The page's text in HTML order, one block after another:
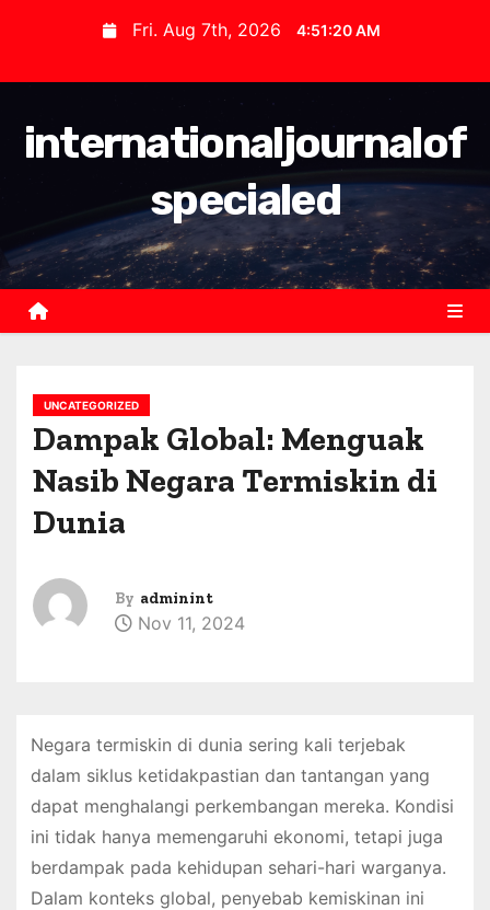
t
Fri. Aug 7th, 2026 4:51:21 AM
internationaljournalof
specialed
UNCATEGORIZED
Dampak Global: Menguak
Nasib Negara Termiskin di
Dunia
By adminint
Nov 11, 2024
Negara termiskin di dunia sering kali terjebak
dalam siklus ketidakpastian dan tantangan yang
dapat menghalangi perkembangan mereka. Kondisi
ini tidak hanya memengaruhi ekonomi, tetapi juga
berdampak pada kehidupan sehari-hari warganya.
Dalam konteks global, penyebab kemiskinan ini